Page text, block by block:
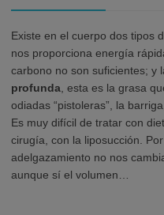
Existe en el cuerpo dos tipos
nos proporciona energía
carbono no son suficientes; y
profunda, esta es la grasa
odiadas “pistoleras”, la
Es muy difícil de tratar con
cirugía, con la liposucción.
adelgazamiento no nos
aunque sí el volumen…